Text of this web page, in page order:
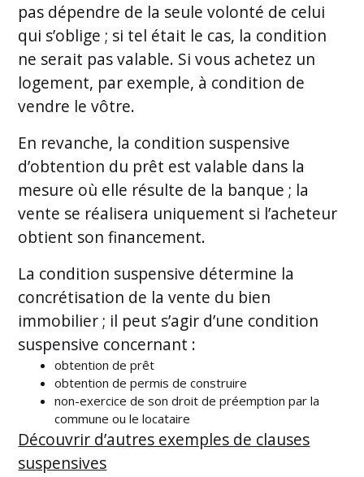
pas dépendre de la seule volonté de celui
qui s’oblige ; si tel était le cas, la condition
ne serait pas valable. Si vous achetez un
logement, par exemple, à condition de
vendre le vôtre.
En revanche, la condition suspensive
d’obtention du prêt est valable dans la
mesure où elle résulte de la banque ; la
vente se réalisera uniquement si l’acheteur
obtient son financement.
La condition suspensive détermine la
concrétisation de la vente du bien
immobilier ; il peut s’agir d’une condition
suspensive concernant :
obtention de prêt
obtention de permis de construire
non-exercice de son droit de préemption par la
commune ou le locataire
Découvrir d’autres exemples de clauses
suspensives